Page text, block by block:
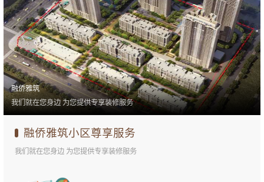
融侨雅筑
我们就在您身边 为您提供专享装修服务
融侨雅筑小区尊享服务
我们就在您身边 为您提供专享装修服务